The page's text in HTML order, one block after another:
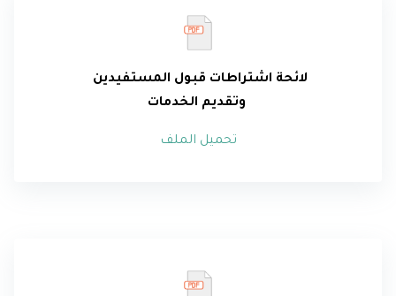
لائحة اشتراطات قبول المستفيدين
وتقديم الخدمات
تحميل الملف